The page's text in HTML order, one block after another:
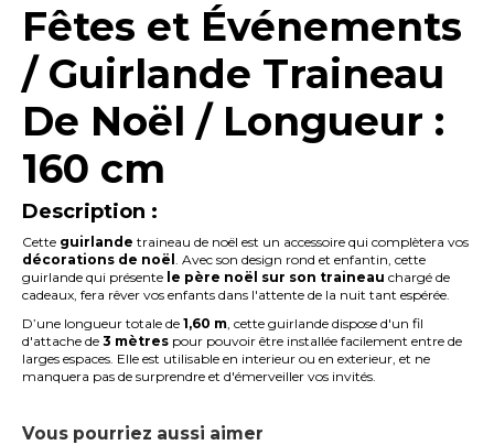
Fêtes et Événements
/ Guirlande Traineau
De Noël / Longueur :
160 cm
Description :
Cette guirlande traineau de noël est un accessoire qui complètera vos
décorations de noël
. Avec son design rond et enfantin, cette
guirlande qui présente le père noël sur son traineau chargé de
cadeaux, fera rêver vos enfants dans l'attente de la nuit tant espérée.
D’une longueur totale de1,60 m , cette guirlande dispose d'un fil
d'attache de3 mètres pour pouvoir être installée facilement entre de
larges espaces. Elle est utilisable en interieur ou en exterieur, et ne
manquera pas de surprendre et d'émerveiller vos invités.
Vous pourriez aussi aimer